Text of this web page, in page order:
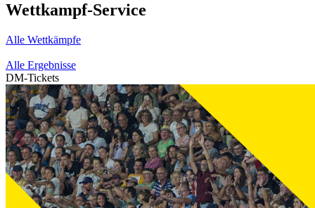
Wettkampf-Service
Alle Wettkämpfe
Alle Ergebnisse
DM-Tickets